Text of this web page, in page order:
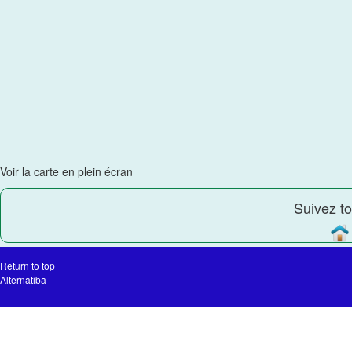
Voir la carte en plein écran
Suivez
Return to top
Alternatiba